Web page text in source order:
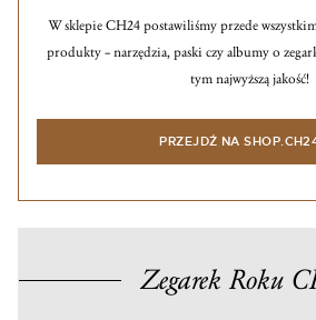
W sklepie CH24 postawiliśmy przede
produkty – narzędzia, paski czy albumy o
tym najwyższą jakość!
PRZEJDŹ NA
Zegarek Roku